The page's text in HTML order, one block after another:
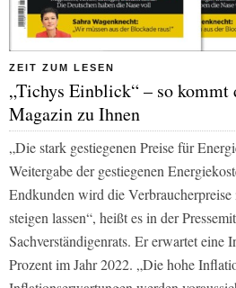
ZEIT ZUM LESEN
„Tichys Einblick“ – so kommt
Magazin zu Ihnen
„Die stark gestiegenen Preise für
Weitergabe der gestiegenen
Endkunden wird die
steigen lassen“, heißt es in der
Sachverständigenrats. Er erwartet eine
Prozent im Jahr 2022. „Die hohe